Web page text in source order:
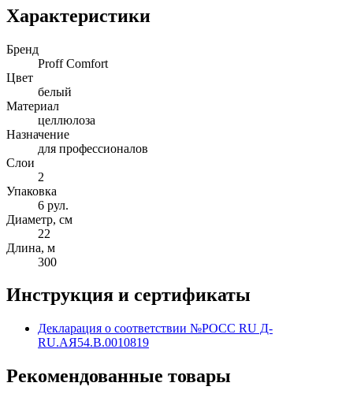
Характеристики
Бренд
Proff Comfort
Цвет
белый
Материал
целлюлоза
Назначение
для профессионалов
Слои
2
Упаковка
6 рул.
Диаметр, см
22
Длина, м
300
Инструкция и сертификаты
Декларация о соответствии №РОСС RU Д-
RU.АЯ54.B.0010819
Рекомендованные товары